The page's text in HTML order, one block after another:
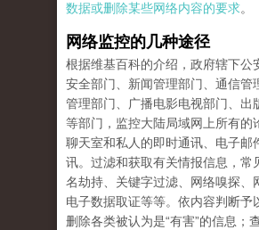
数据或删除某些网络内容的要求
网络监控的几种途径
根据维基百科的介绍，政府辖下公
安全部门、新闻管理部门、通信管
管理部门、广播电影电视部门、出
等部门，监控大陆局域网上所有的
聊天室和私人的即时通讯、电子邮
讯。过滤和获取有关情报信息，常
名劫持、关键字过滤、网络嗅探、
电子数据取证等等。依内容判断予
删除各类被认为是“有害”的信息；